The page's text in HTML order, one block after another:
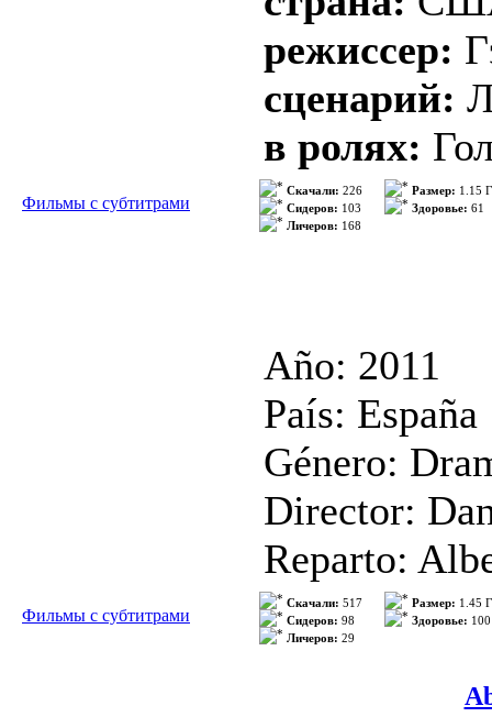
Описание:
Кристина
лучшей
всем, но
режиссер:
сценарий:
в ролях:
Херрманн,
Хэгерти
язык: ...
Фильмы с субтитрами
Скачали: 226
Сидеров: 103
Личеров: 168
Размер: 1.15
Здоровье: 61
Año: 2011
País: España
Género:
Director:
Reparto:
Фильмы с субтитрами
Скачали: 517
Сидеров: 98
Личеров: 29
Размер: 1.45
Здоровье: 100